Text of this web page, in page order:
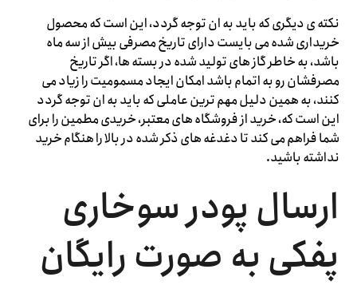
نکته ی دیگری که باید به ان توجه گردد، این است که محصول
خریداری شده می بایست دارای تاریخ مصرفی بیش از سه ماه
باشد، به خاطر گاز های تولید شده در بسته ها، اگر تاریخ
مصرفشان رو به اتمام باشد امکان ایجاد مسمومیت را زیاد می
کنند، به همین دلیل مهم ترین عاملی که باید به ان توجه گردد
این است که، خرید از فروشگاه های معتبر، خریدی مطمین را برای
شما فراهم می کند تا دغدغه های ذکر شده در بالا را هنگام خرید
نداشته باشید.
ارسال پودر سوخاری
پفکی به صورت رایگان